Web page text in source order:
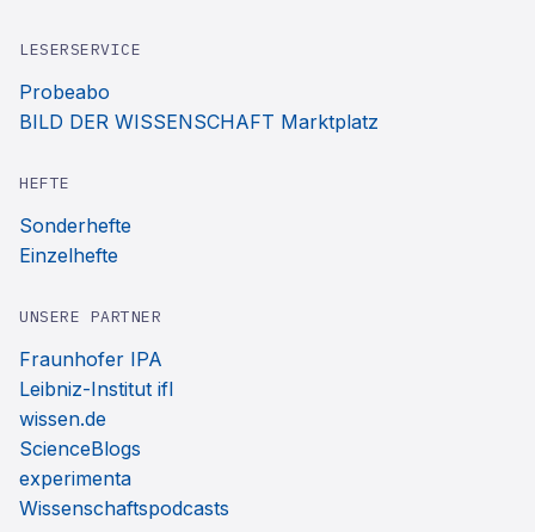
LESERSERVICE
Probeabo
BILD DER WISSENSCHAFT Marktplatz
HEFTE
Sonderhefte
Einzelhefte
UNSERE PARTNER
Fraunhofer IPA
Leibniz-Institut ifl
wissen.de
ScienceBlogs
experimenta
Wissenschaftspodcasts